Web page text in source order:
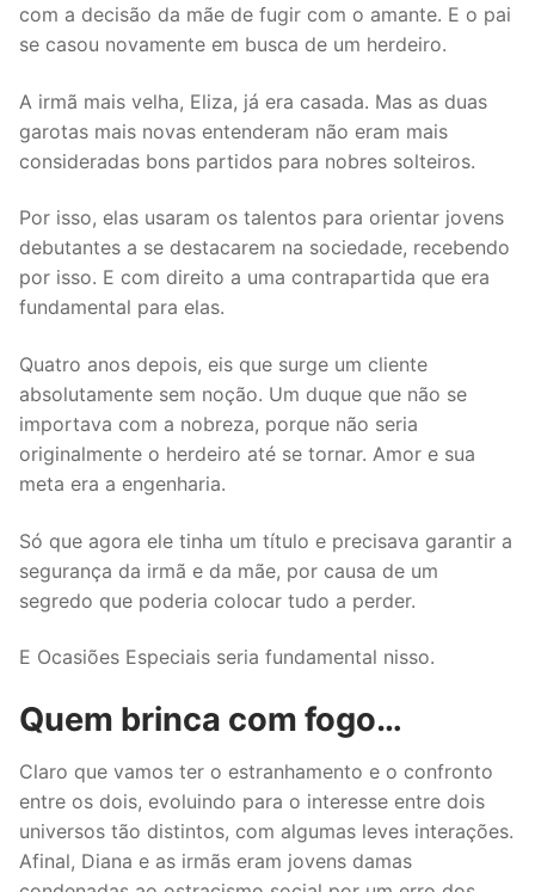
com a decisão da mãe de fugir com o amante. E o pai
se casou novamente em busca de um herdeiro.
A irmã mais velha, Eliza, já era casada. Mas as duas
garotas mais novas entenderam não eram mais
consideradas bons partidos para nobres solteiros.
Por isso, elas usaram os talentos para orientar jovens
debutantes a se destacarem na sociedade, recebendo
por isso. E com direito a uma contrapartida que era
fundamental para elas.
Quatro anos depois, eis que surge um cliente
absolutamente sem noção. Um duque que não se
importava com a nobreza, porque não seria
originalmente o herdeiro até se tornar. Amor e sua
meta era a engenharia.
Só que agora ele tinha um título e precisava garantir a
segurança da irmã e da mãe, por causa de um
segredo que poderia colocar tudo a perder.
E Ocasiões Especiais seria fundamental nisso.
Quem brinca com fogo…
Claro que vamos ter o estranhamento e o confronto
entre os dois, evoluindo para o interesse entre dois
universos tão distintos, com algumas leves interações.
Afinal, Diana e as irmãs eram jovens damas